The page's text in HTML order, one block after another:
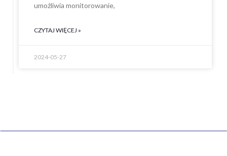
umożliwia monitorowanie,
CZYTAJ WIĘCEJ »
2024-05-27